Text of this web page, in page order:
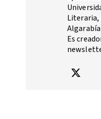
Es